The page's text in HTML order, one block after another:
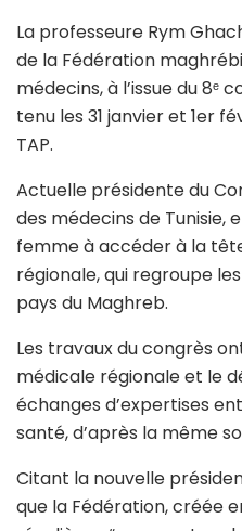
La professeure Rym
de la Fédération
médecins, à l’issue du 8ᵉ
tenu les 31 janvier et 1er
TAP.
Actuelle présidente du
des médecins de Tunisie,
femme à accéder à la
régionale, qui regroupe
pays du Maghreb.
Les travaux du congrès
médicale régionale et le
échanges d’expertises
santé, d’après la même
Citant la nouvelle
que la Fédération, créée